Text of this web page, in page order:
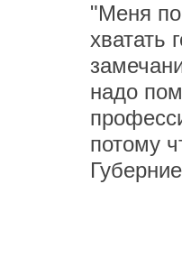
"Меня
хватать
надо
потому